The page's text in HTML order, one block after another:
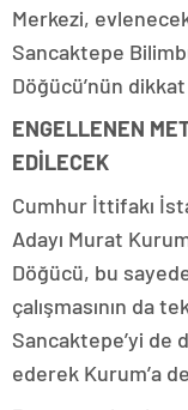
Merkezi,
Sancaktepe
Döğücü’nün
ENGELLENEN
EDİLECEK
Cumhur İttifakı
Adayı Murat
Döğücü, bu
çalışmasının da
Sancaktepe’yi de
ederek Kurum’a